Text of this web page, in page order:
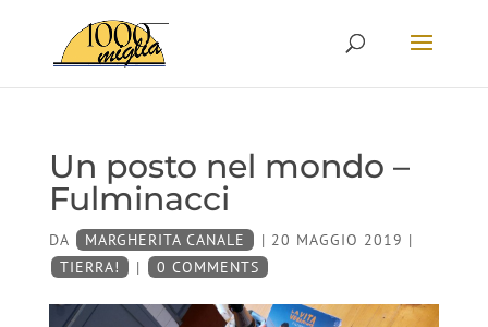
Un posto nel mondo –
Fulminacci
DA MARGHERITA CANALE | 20 MAGGIO 2019 |
TIERRA!
| 0 COMMENTS